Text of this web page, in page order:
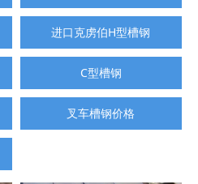
进口克虏伯H型槽钢
C型槽钢
叉车槽钢价格